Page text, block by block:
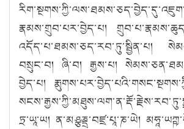
རྣམས་གྲུབ་པར་བྱེད་པ།
འདོད་པ་ཐམས་ཅད་རབ་ཏུ་སྦྱིན་པ།
བསྲུང་བ། ཞི་བ། རྒྱས་པ།
བྱེད་པ།
ཏྲ་ཡཱ་ཡ། ན་མཤྩཎྡྲ་བཛྲ་པཱ་ཎ་ཡེ།